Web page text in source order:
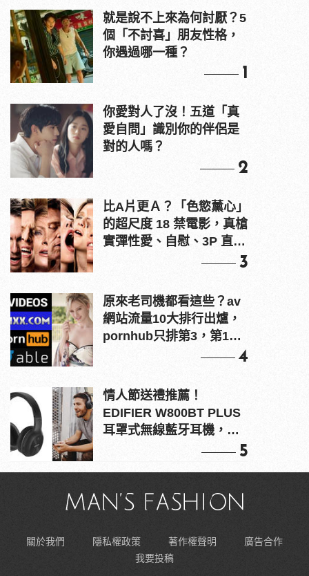
就是說不上來為何討厭？5
個「不討喜」朋友性格，
你遇過哪一種？
1
你愛對人了沒！五道「真
愛自問」識別你的伴侶是
對的人嗎？
2
比A片更Ａ？「色慾薰心」
的超尺度 18 禁電影，真槍
實彈性愛、自慰、3P 直接
3
原來老司機都看這些？av
網站流量10大排行出爐，
pornhub只排第3，第1名
4
情人節送禮推薦！
EDIFIER W800BT PLUS
耳罩式無線藍牙耳機，在
5
關於我們 隱私權政策 著作權聲明
廣告合作
我要投稿